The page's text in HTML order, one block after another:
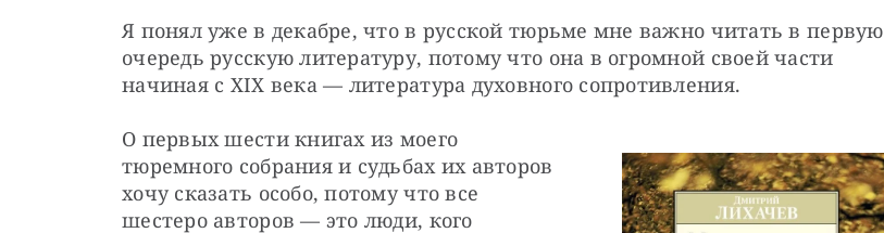
Я понял уже в декабре, что в русской тюрьме мне важно читать в первую
очередь русскую литературу, потому что она в огромной своей части
начиная с XIX века — литература духовного сопротивления.
О первых шести книгах из моего
тюремного собрания и судьбах их авторов
хочу сказать особо, потому что все
шестеро авторов — это люди, кого